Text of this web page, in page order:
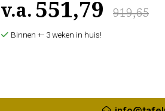
v.a. 919,65
551,79
Binnen +- 3 weken in huis!